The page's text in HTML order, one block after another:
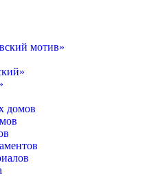
мотив»
домов